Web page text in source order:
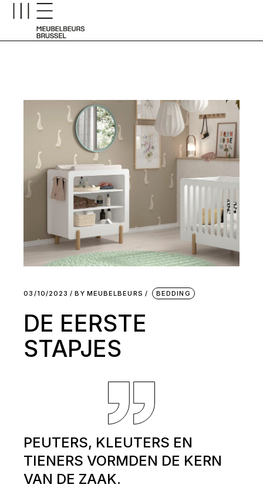
03/10/2023 BY MEUBELBEURS BEDDING
DE EERSTE
STAPJES
PEUTERS, KLEUTERS EN
TIENERS VORMDEN DE KERN
VAN DE ZAAK.